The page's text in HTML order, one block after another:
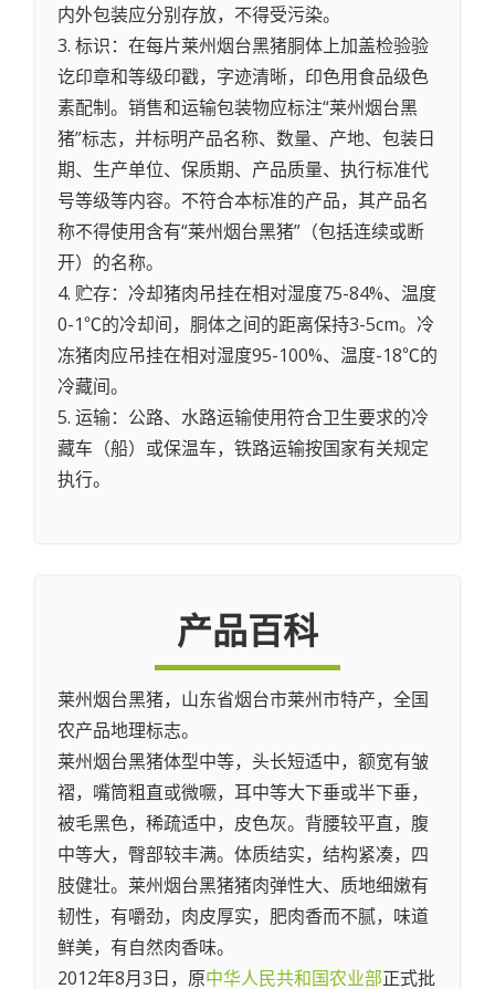
内外包装应分别存放，不得受污染。
3. 标识：在每片莱州烟台黑猪胴体上加盖检验验
讫印章和等级印戳，字迹清晰，印色用食品级色
素配制。销售和运输包装物应标注“莱州烟台黑
猪”标志，并标明产品名称、数量、产地、包装日
期、生产单位、保质期、产品质量、执行标准代
号等级等内容。不符合本标准的产品，其产品名
称不得使用含有“莱州烟台黑猪”（包括连续或断
开）的名称。
4. 贮存：冷却猪肉吊挂在相对湿度75-84%、温度
0-1℃的冷却间，胴体之间的距离保持3-5cm。冷
冻猪肉应吊挂在相对湿度95-100%、温度-18℃的
冷藏间。
5. 运输：公路、水路运输使用符合卫生要求的冷
藏车（船）或保温车，铁路运输按国家有关规定
执行。
产品百科
莱州烟台黑猪，山东省烟台市莱州市特产，全国
农产品地理标志。
莱州烟台黑猪体型中等，头长短适中，额宽有皱
褶，嘴筒粗直或微噘，耳中等大下垂或半下垂，
被毛黑色，稀疏适中，皮色灰。背腰较平直，腹
中等大，臀部较丰满。体质结实，结构紧凑，四
肢健壮。莱州烟台黑猪猪肉弹性大、质地细嫩有
韧性，有嚼劲，肉皮厚实，肥肉香而不腻，味道
鲜美，有自然肉香味。
2012年8月3日，原中华人民共和国农业部正式批